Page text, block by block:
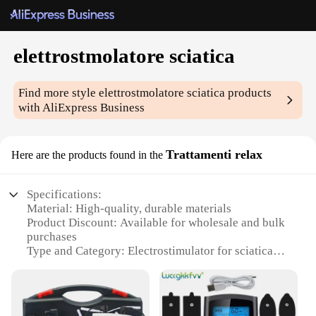
elettrostmolatore sciatica
Find more styleelettrostmolatore sciatica products
with AliExpress Business
Here are the products found in the Trattamenti relax
Specifications:
Material: High-quality, durable materials
Product Discount: Available for wholesale and bulk
purchases
Type and Category: Electrostimulator for sciatica
Design and Style: Ergonomic design for
comfortable use
Usage and Purpose: Targeted sciatica relief and